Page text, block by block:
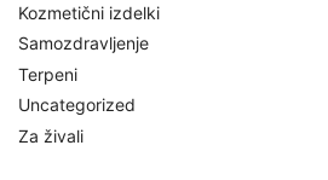
Kozmetični izdelki
Samozdravljenje
Terpeni
Uncategorized
Za živali